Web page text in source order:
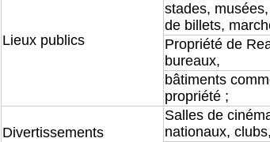
Lieux publics
stades,
de billets,
Propriété de
bureaux,
bâtiments
propriété ;
Divertissements
Salles de
nationaux,